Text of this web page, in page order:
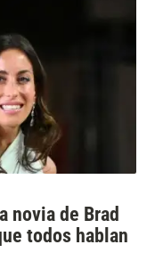
novia de Brad
todos hablan